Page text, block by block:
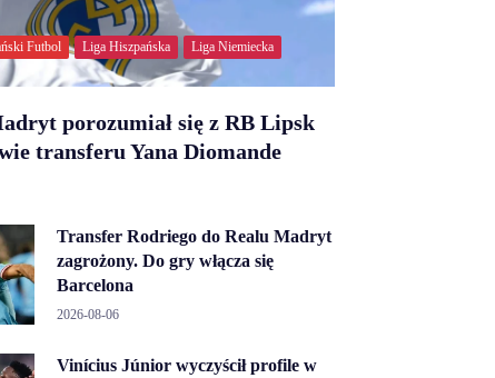
Futbol Liga Hiszpańska Liga Niemiecka
porozumiał się z RB Lipsk
transferu Yana Diomande
Transfer Rodriego do Realu Madryt
zagrożony. Do gry włącza się
Barcelona
2026-08-06
Vinícius Júnior wyczyścił profile w